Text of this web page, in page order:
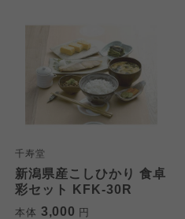
千寿堂
新潟県産こしひかり 食卓
彩セット KFK-30R
本体 3,000 円